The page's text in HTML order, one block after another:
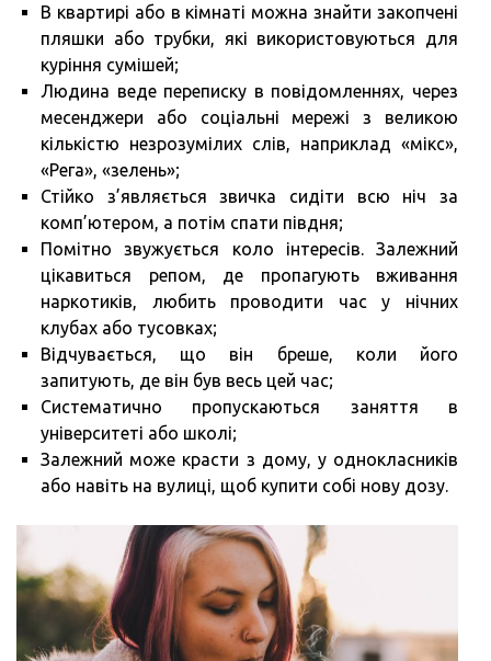
В квартирі або в кімнаті можна знайти закопчені
пляшки або трубки, які використовуються для
куріння сумішей;
Людина веде переписку в повідомленнях, через
месенджери або соціальні мережі з великою
кількістю незрозумілих слів, наприклад «мікс»,
«Рега», «зелень»;
Стійко з’являється звичка сидіти всю ніч за
комп’ютером, а потім спати півдня;
Помітно звужується коло інтересів. Залежний
цікавиться репом, де пропагують вживання
наркотиків, любить проводити час у нічних
клубах або тусовках;
Відчувається, що він бреше, коли його
запитують, де він був весь цей час;
Систематично пропускаються заняття в
університеті або школі;
Залежний може красти з дому, у однокласників
або навіть на вулиці, щоб купити собі нову дозу.